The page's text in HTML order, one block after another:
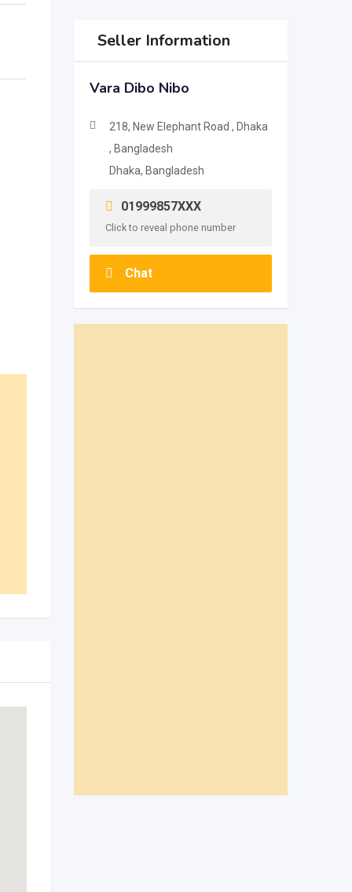
Seller Information
Vara Dibo Nibo
218, New Elephant Road , Dhaka
, Bangladesh
Dhaka, Bangladesh
01999857XXX
Click to reveal phone number
Chat